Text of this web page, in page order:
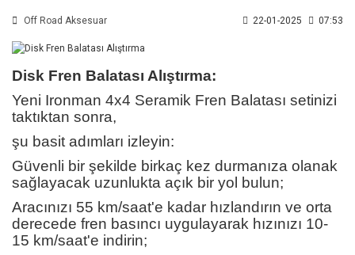
Off Road Aksesuar 22-01-2025 07:53
Disk Fren Balatası Alıştırma:
Yeni Ironman 4x4 Seramik Fren Balatası setinizi
taktıktan sonra,
şu basit adımları izleyin:
Güvenli bir şekilde birkaç kez durmanıza olanak
sağlayacak uzunlukta açık bir yol bulun;
Aracınızı 55 km/saat'e kadar hızlandırın ve orta
derecede fren basıncı uygulayarak hızınızı 10-
15 km/saat'e indirin;